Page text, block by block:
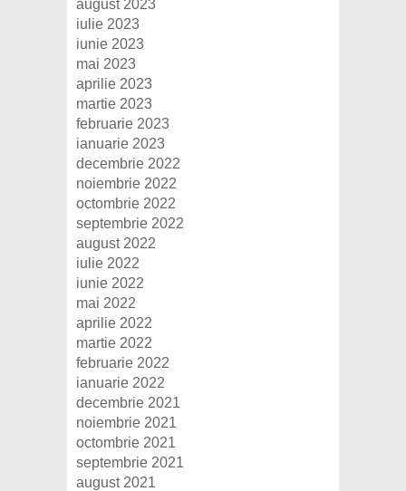
august 2023
iulie 2023
iunie 2023
mai 2023
aprilie 2023
martie 2023
februarie 2023
ianuarie 2023
decembrie 2022
noiembrie 2022
octombrie 2022
septembrie 2022
august 2022
iulie 2022
iunie 2022
mai 2022
aprilie 2022
martie 2022
februarie 2022
ianuarie 2022
decembrie 2021
noiembrie 2021
octombrie 2021
septembrie 2021
august 2021